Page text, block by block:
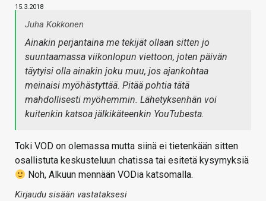
15.3.2018
Juha Kokkonen
Ainakin perjantaina me tekijät ollaan sitten jo
suuntaamassa viikonlopun viettoon, joten päivän
täytyisi olla ainakin joku muu, jos ajankohtaa
meinaisi myöhästyttää. Pitää pohtia tätä
mahdollisesti myöhemmin. Lähetyksenhän voi
kuitenkin katsoa jälkikäteenkin YouTubesta.
Toki VOD on olemassa mutta siinä ei tietenkään sitten
osallistuta keskusteluun chatissa tai esitetä kysymyksiä
Noh, Alkuun mennään VODia katsomalla.
Kirjaudu sisään vastataksesi